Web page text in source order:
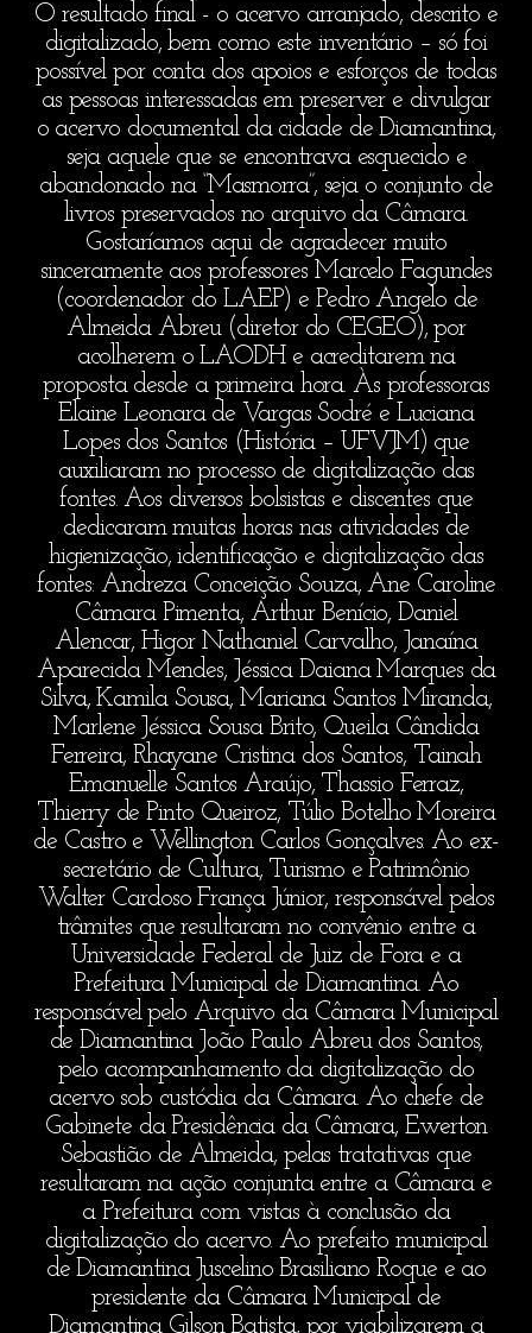
O resultado final - o acervo arranjado, descrito e
digitalizado, bem como este inventário – só foi
possível por conta dos apoios e esforços de todas
as pessoas interessadas em preserver e divulgar
o acervo documental da cidade de Diamantina,
seja aquele que se encontrava esquecido e
abandonado na “Masmorra”, seja o conjunto de
livros preservados no arquivo da Câmara.
Gostaríamos aqui de agradecer muito
sinceramente aos professores Marcelo Fagundes
(coordenador do LAEP) e Pedro Angelo de
Almeida Abreu (diretor do CEGEO), por
acolherem o LAODH e acreditarem na
proposta desde a primeira hora. Às professoras
Elaine Leonara de Vargas Sodré e Luciana
Lopes dos Santos (História – UFVJM) que
auxiliaram no processo de digitalização das
fontes. Aos diversos bolsistas e discentes que
dedicaram muitas horas nas atividades de
higienização, identificação e digitalização das
fontes: Andreza Conceição Souza, Ane Caroline
Câmara Pimenta, Arthur Benício, Daniel
Alencar, Higor Nathaniel Carvalho, Janaína
Aparecida Mendes, Jéssica Daiana Marques da
Silva, Kamila Sousa, Mariana Santos Miranda,
Marlene Jéssica Sousa Brito, Queila Cândida
Ferreira, Rhayane Cristina dos Santos, Tainah
Emanuelle Santos Araújo, Thassio Ferraz,
Thierry de Pinto Queiroz, Túlio Botelho Moreira
de Castro e Wellington Carlos Gonçalves. Ao ex-
secretário de Cultura, Turismo e Patrimônio
Walter Cardoso França Júnior, responsável pelos
trâmites que resultaram no convênio entre a
Universidade Federal de Juiz de Fora e a
Prefeitura Municipal de Diamantina. Ao
responsável pelo Arquivo da Câmara Municipal
de Diamantina João Paulo Abreu dos Santos,
pelo acompanhamento da digitalização do
acervo sob custódia da Câmara. Ao chefe de
Gabinete da Presidência da Câmara, Ewerton
Sebastião de Almeida, pelas tratativas que
resultaram na ação conjunta entre a Câmara e
a Prefeitura com vistas à conclusão da
digitalização do acervo. Ao prefeito municipal
de Diamantina Juscelino Brasiliano Roque e ao
presidente da Câmara Municipal de
Diamantina Gilson Batista, por viabilizarem a